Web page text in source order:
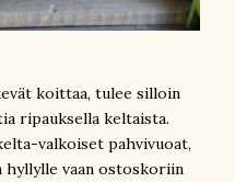
koittaa, tulee silloin
ripauksella keltaista.
valkoiset pahvivuoat,
hyllylle vaan ostoskoriin